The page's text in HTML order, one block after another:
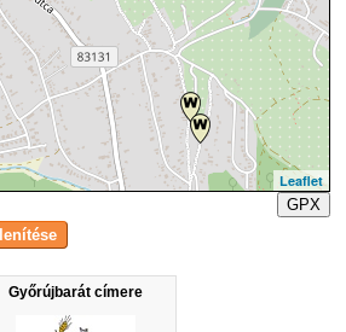
Győrújbarát címere
Leaflet
GPX